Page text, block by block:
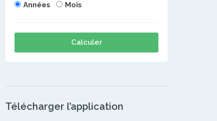
Années Mois
Calculer
Télécharger l’application